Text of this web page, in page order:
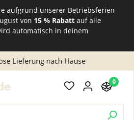
aufgrund unserer Betriebsferien
von 15 % Rabatt auf alle
automatisch in deinem
Teppichhersteller kaufen
0